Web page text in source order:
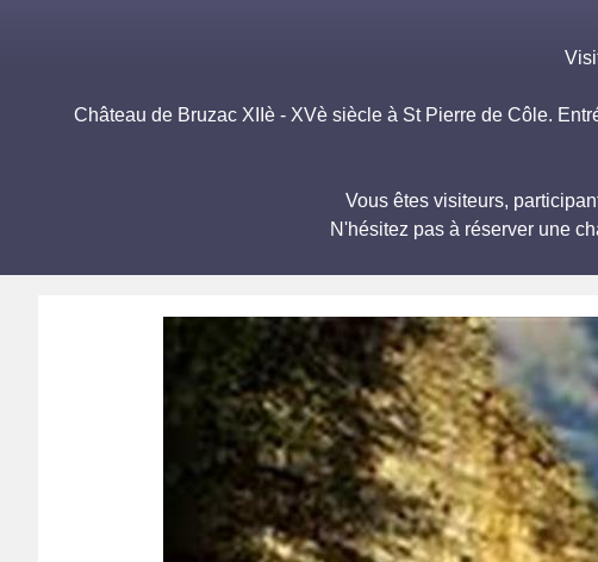
Château de Bruzac XIIè - XVè siècle à St Pierre de Côle.
Vous êtes visiteurs,
N'hésitez pas à réserver une